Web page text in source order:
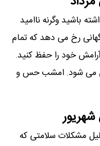
باشید وگرنه ناامید
رخ می دهد که تمام
خود را حفظ کنید.
می شود. امشب حس و
شهریور
مشکلات سلامتی که